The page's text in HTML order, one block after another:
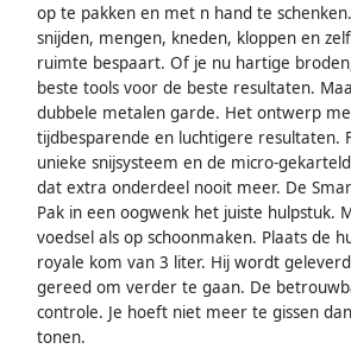
op te pakken en met n hand te
snijden, mengen, kneden, kloppen en
ruimte bespaart. Of je nu hartige
beste tools voor de beste resultaten.
dubbele metalen garde. Het ontwerp
tijdbesparende en luchtigere resultaten.
unieke snijsysteem en de micro-
dat extra onderdeel nooit meer. De
Pak in een oogwenk het juiste hulpstuk.
voedsel als op schoonmaken. Plaats de
royale kom van 3 liter. Hij wordt
gereed om verder te gaan. De
controle. Je hoeft niet meer te gissen
tonen.